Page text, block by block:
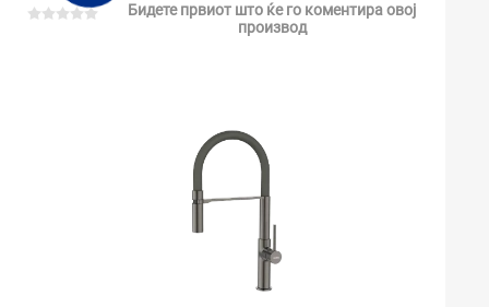
Бидете првиот што ќе го коментира овој
производ